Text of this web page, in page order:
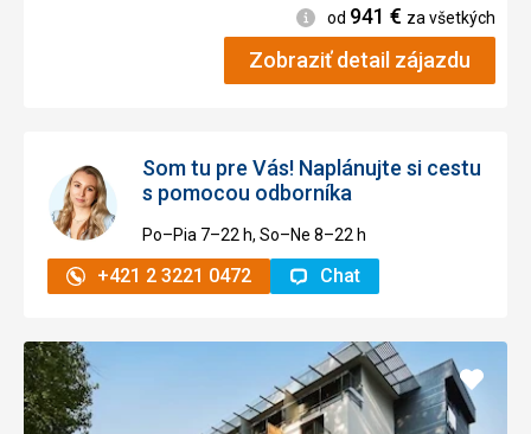
Informácie
od 941 € za všetkých
Zobraziť detail zájazdu
Som tu pre Vás! Naplánujte si cestu
s pomocou odborníka
Po–Pia 7–⁠⁠⁠⁠⁠⁠22 h, So–Ne 8–⁠⁠⁠⁠⁠⁠22 h
+421 2 3221 0472 Chat
Pridať